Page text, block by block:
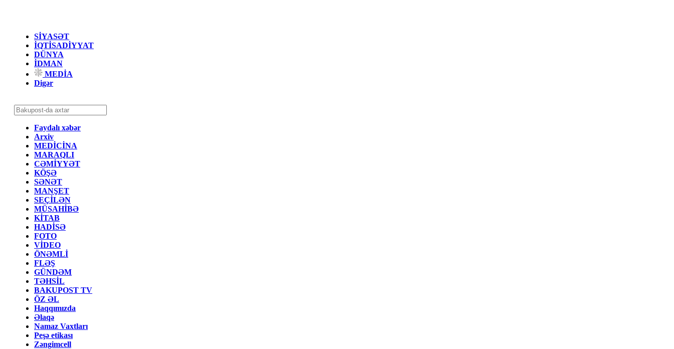
SİYASƏT
İQTİSADİYYAT
DÜNYA
İDMAN
MEDİA
Digər
Faydalı xəbər
Arxiv
MEDİCİNA
MARAQLI
CƏMİYYƏT
KÖŞƏ
SƏNƏT
MANŞET
SEÇİLƏN
MÜSAHİBƏ
KİTAB
HADİSƏ
FOTO
VİDEO
ÖNƏMLİ
FLƏŞ
GÜNDƏM
TƏHSİL
BAKUPOST TV
ÖZ ƏL
Haqqımızda
Əlaqə
Namaz Vaxtları
Peşə etikası
Zəngimcell